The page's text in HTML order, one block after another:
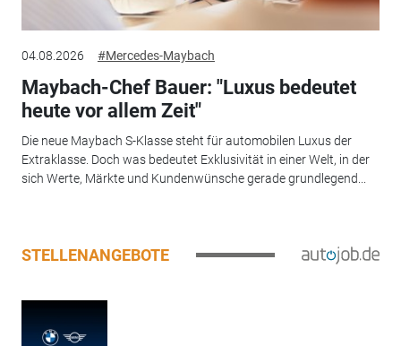
04.08.2026 #Mercedes-Maybach
Maybach-Chef Bauer: "Luxus bedeutet
heute vor allem Zeit"
Die neue Maybach S-Klasse steht für automobilen Luxus der
Extraklasse. Doch was bedeutet Exklusivität in einer Welt, in der
sich Werte, Märkte und Kundenwünsche gerade grundlegend...
STELLENANGEBOTE